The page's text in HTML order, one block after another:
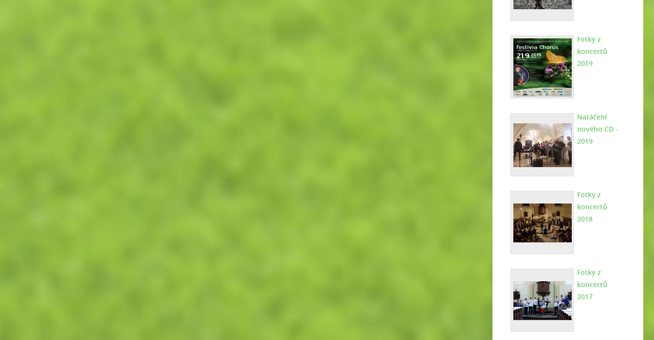
Fotky z
koncertů
2019
Natáčení
nového CD -
2019
Fotky z
koncertů
2018
Fotky z
koncertů
2017